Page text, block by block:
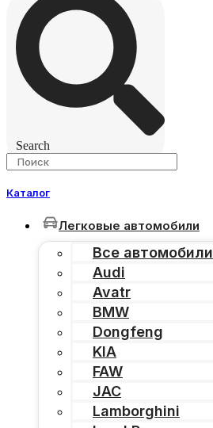
Search
Каталог
Легковые автомобили
Все автомобили
Audi
Avatr
BMW
Dongfeng
KIA
FAW
JAC
Lamborghini